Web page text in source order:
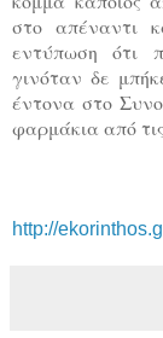
στο απέναντι
εντύπωση ότι
γινόταν δε
έντονα στο
φαρμάκια από
http://